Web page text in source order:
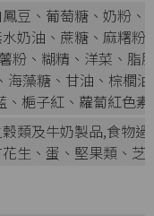
豆、葡萄糖、奶粉
奶油、蔗糖、麻糬
粉、糊精、洋菜、脂
海藻糖、甘油、棕櫚
、梔子紅、蘿蔔紅色
類及牛奶製品,食物
生、蛋、堅果類、芝